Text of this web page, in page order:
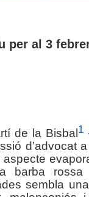
per al 3
de la Bisbal 1
d’advocat
aspecte
barba
sembla